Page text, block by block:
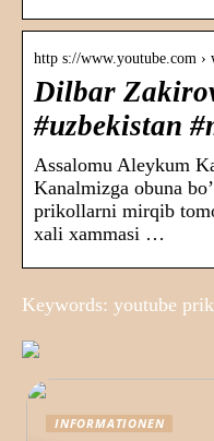
http s://www.youtube.com ›
Dilbar
#uzbekistan
Assalomu Aleykum
Kanalmizga obuna
prikollarni mirqib
xali xammasi …
Keywords: youtube
INFORMATIONEN